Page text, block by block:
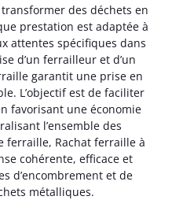
des déchets en
prestation est adaptée à
attentes spécifiques dans
d’un ferrailleur et d’un
garantit une prise en
L’objectif est de faciliter
favorisant une économie
l’ensemble des
ferraille, Rachat ferraille à
cohérente, efficace et
d’encombrement et de
métalliques.